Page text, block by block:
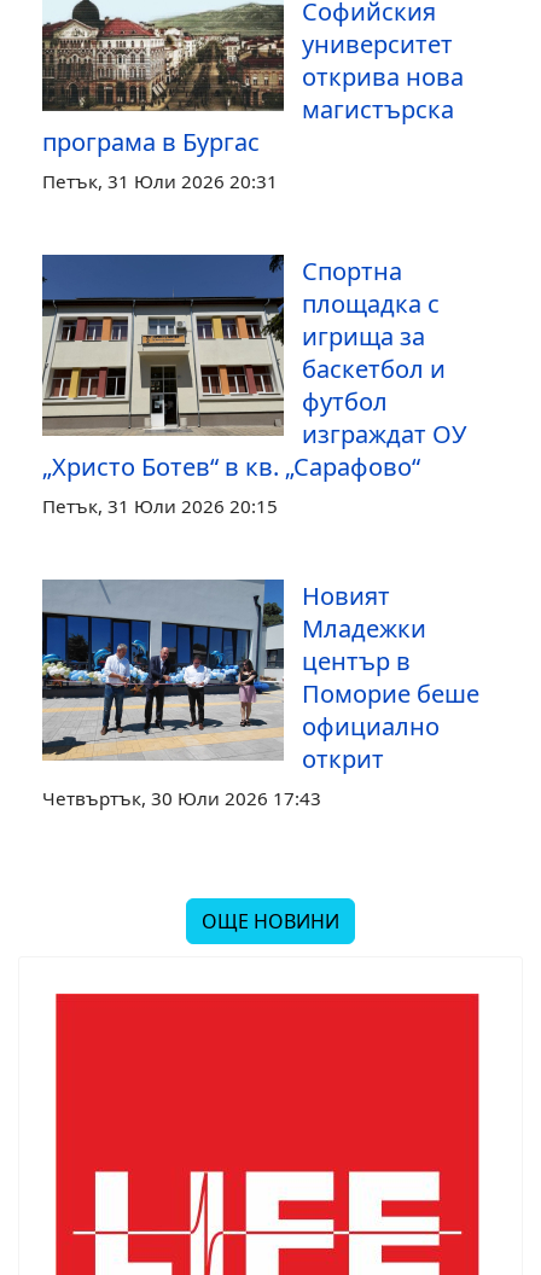
Софийския
университет
открива нова
магистърска
програма в Бургас
Петък, 31 Юли 2026 20:31
Спортна
площадка с
игрища за
баскетбол и
футбол
изграждат ОУ
„Христо Ботев“ в кв. „Сарафово“
Петък, 31 Юли 2026 20:15
Новият
Младежки
център в
Поморие беше
официално
открит
Четвъртък, 30 Юли 2026 17:43
ОЩЕ НОВИНИ